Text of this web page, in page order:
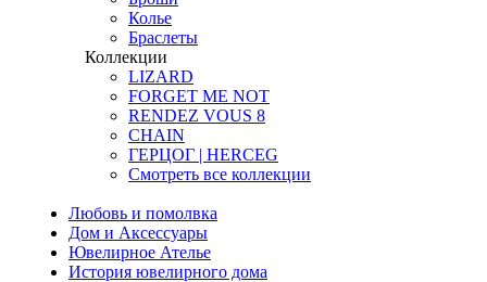
Колье
Браслеты
Коллекции
LIZARD
FORGET ME NOT
RENDEZ VOUS 8
CHAIN
ГЕРЦОГ | HERCEG
Смотреть все коллекции
Любовь и помолвка
Дом и Аксессуары
Ювелирное Ателье
История ювелирного дома